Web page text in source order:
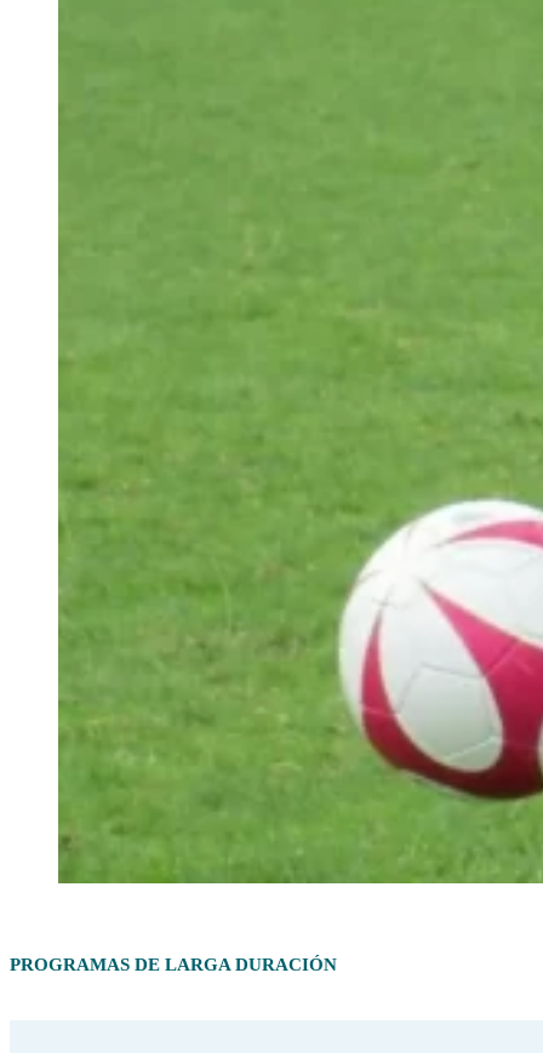
PROGRAMAS DE LARGA DURACIÓN